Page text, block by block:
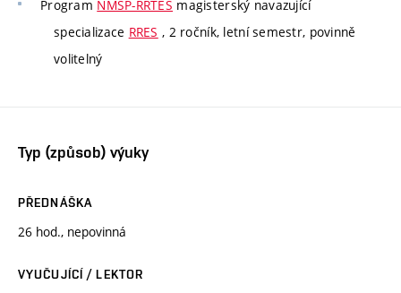
Program NMSP-RRTES magisterský navazující
specializace RRES , 2 ročník, letní semestr, povinně
volitelný
Typ (způsob) výuky
PŘEDNÁŠKA
26 hod., nepovinná
VYUČUJÍCÍ / LEKTOR